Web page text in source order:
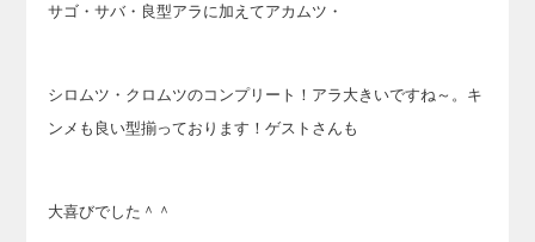
サゴ・サバ・良型アラに加えてアカムツ・
シロムツ・クロムツのコンプリート！アラ大きいですね～。キ
ンメも良い型揃っております！ゲストさんも
大喜びでした＾＾